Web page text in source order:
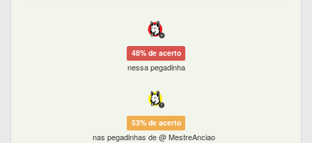
48% de acerto
nessa pegadinha
53% de acerto
nas pegadinhas de @ MestreAnciao